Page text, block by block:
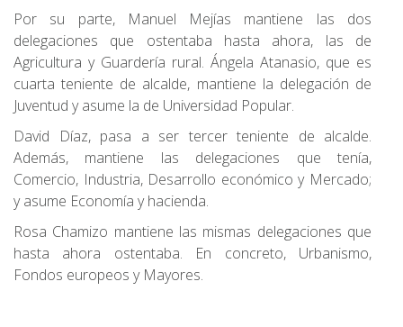
Por su parte, Manuel Mejías mantiene las dos
delegaciones que ostentaba hasta ahora, las de
Agricultura y Guardería rural. Ángela Atanasio, que es
cuarta teniente de alcalde, mantiene la delegación de
Juventud y asume la de Universidad Popular.
David Díaz, pasa a ser tercer teniente de alcalde.
Además, mantiene las delegaciones que tenía,
Comercio, Industria, Desarrollo económico y Mercado;
y asume Economía y hacienda.
Rosa Chamizo mantiene las mismas delegaciones que
hasta ahora ostentaba. En concreto, Urbanismo,
Fondos europeos y Mayores.